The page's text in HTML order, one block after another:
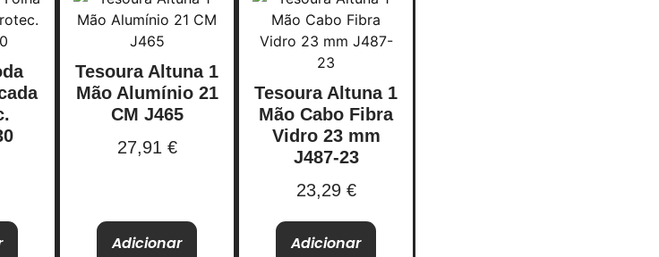
Tesoura Altuna 1
Mão Alumínio 21
CM J465
27,91 €
Adicionar
Tesoura Altuna 1
Mão Cabo Fibra
Vidro 23 mm
J487-23
23,29 €
Adicionar